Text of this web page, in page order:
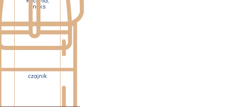
aneks
czajnik